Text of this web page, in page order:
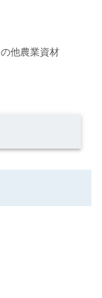
他農業資材